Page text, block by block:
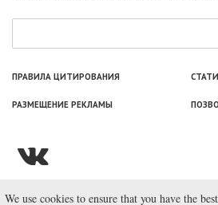
ПРАВИЛА ЦИТИРОВАНИЯ
РАЗМЕЩЕНИЕ РЕКЛАМЫ
© ООО «Лаборатория
We use cookies to ensure that you have the